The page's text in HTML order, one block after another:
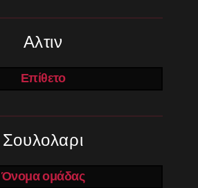
Αλτιν
Επίθετο
Σουλολαρι
Όνομα ομάδας